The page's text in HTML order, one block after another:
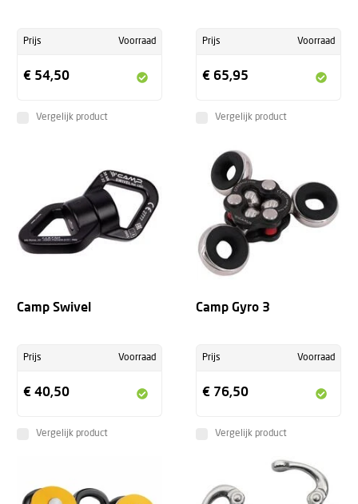
Prijs Voorraad
€ 54,50
Vergelijk product
Prijs Voorraad
€ 65,95
Vergelijk product
Camp Swivel
Prijs Voorraad
€ 40,50
Vergelijk product
Camp Gyro 3
Prijs Voorraad
€ 76,50
Vergelijk product